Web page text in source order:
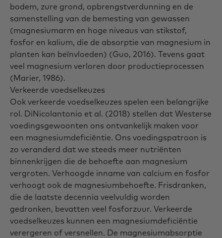
bodem, zure grond, opbrengstverdunning en de
samenstelling van de bemesting van gewassen
(magnesiumarm en hoge niveaus van stikstof,
fosfor en kalium, die de absorptie van magnesium in
planten kan beïnvloeden) (Guo, 2016). Tevens gaat
veel magnesium verloren door productieprocessen
(Marier, 1986).
Verkeerde voedselkeuzes
Ook verkeerde voedselkeuzes spelen een belangrijke
rol. DiNicolantonio et al. (2018) stellen dat Westerse
voedingsgewoonten ons ontvankelijk maken voor
een magnesiumdeficiëntie. Ons voedingspatroon is
zo veranderd dat we steeds meer nutriënten
binnenkrijgen die de behoefte aan magnesium
vergroten. Verhoogde inname van calcium en fosfor
verhoogt ook de magnesiumbehoefte. Frisdranken,
die de laatste decennia veelvuldig worden
gedronken, bevatten veel fosforzuur. Verkeerde
voedselkeuzes kunnen een magnesiumdeficiëntie
verergeren of versnellen. De magnesiumabsorptie